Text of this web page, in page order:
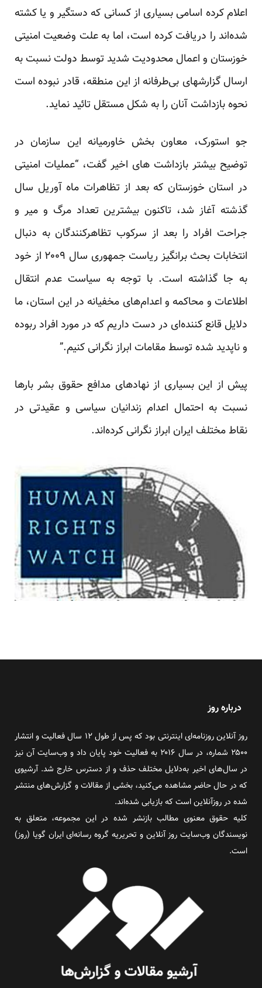
اعلام کرده اسامی بسیاری از کسانی که دستگیر و یا کشته
شده‌اند را دریافت کرده است، اما به علت وضعیت امنیتی
خوزستان و اعمال محدودیت شدید توسط دولت نسبت به
ارسال گزارش‏های بی‌طرفانه از این منطقه، قادر نبوده است
نحوه بازداشت آنان را به شکل مستقل تائید نماید.
جو استورک، معاون بخش خاورمیانه این سازمان در
توضیح بیشتر بازداشت های اخیر گفت، “عملیات‏ امنیتی
در استان خوزستان که بعد از تظاهرات ماه آوریل سال
گذشته آغاز شد، تاکنون بیشترین تعداد مرگ و میر و
جراحت افراد را بعد از سرکوب تظاهرکنندگان به دنبال
انتخابات بحث برانگیز ریاست جمهوری سال ۲۰۰۹ از خود
به جا گذاشته است. با توجه به سیاست عدم انتقال
اطلاعات و محاکمه و اعدام‌های مخفیانه در این استان، ما
دلایل قانع کننده‌ای در دست داریم که در مورد افراد ربوده
و ناپدید شده توسط مقامات ابراز نگرانی کنیم.”
پیش از این بسیاری از نهادهای مدافع حقوق بشر بار‌ها
نسبت به احتمال اعدام زندانیان سیاسی و عقیدتی در
نقاط مختلف ایران ابراز نگرانی کرده‌اند.
درباره روز
روز آنلاین روزنامه‌ای اینترنتی بود که پس از طول ۱۲ سال فعالیت و انتشار
۲۵۰۰ شماره، در سال ۲۰۱۶ به فعالیت خود پایان داد و وب‌سایت آن نیز
در سال‌های اخیر به‌دلایل مختلف حذف و از دسترس خارج شد. آرشیوی
که در حال حاضر مشاهده می‌کنید، بخشی از مقالات و گزارش‌های منتشر
شده در روزآنلاین است که بازیابی شده‌اند.
کلیه حقوق معنوی مطالب بازنشر شده در این مجموعه، متعلق به
نویسندگان وب‌سایت روز آنلاین و تحریریه گروه رسانه‌ای ایران گویا (روز)
است.